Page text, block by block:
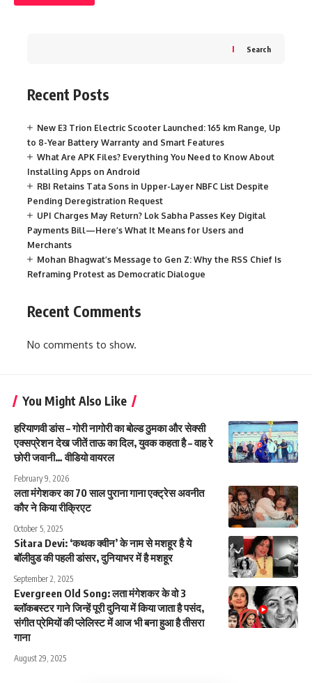
Search
Recent Posts
New E3 Trion Electric Scooter Launched: 165 km Range, Up
to 8-Year Battery Warranty and Smart Features
What Are APK Files? Everything You Need to Know About
Installing Apps on Android
RBI Retains Tata Sons in Upper-Layer NBFC List Despite
Pending Deregistration Request
UPI Charges May Return? Lok Sabha Passes Key Digital
Payments Bill—Here’s What It Means for Users and
Merchants
Mohan Bhagwat’s Message to Gen Z: Why the RSS Chief Is
Reframing Protest as Democratic Dialogue
Recent Comments
No comments to show.
You Might Also Like
हरियाणवी डांस – गोरी नागोरी का बोल्ड ठुमका और सेक्सी
एक्सप्रेशन देख जीतें ताऊ का दिल, युवक कहता है – वाह रे
छोरी जवानी… वीडियो वायरल
February 9, 2026
लता मंगेशकर का 70 साल पुराना गाना एक्ट्रेस अवनीत
कौर ने किया रीक्रिएट
October 5, 2025
Sitara Devi: ‘कथक क्वीन’ के नाम से मशहूर है ये
बॉलीवुड की पहली डांसर, दुनियाभर में है मशहूर
September 2, 2025
Evergreen Old Song: लता मंगेशकर के वो 3
ब्लॉकबस्टर गाने जिन्हें पूरी दुनिया में किया जाता है पसंद,
संगीत प्रेमियों की प्लेलिस्ट में आज भी बना हुआ है तीसरा
गाना
August 29, 2025